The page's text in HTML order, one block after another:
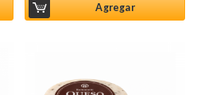
Agregar